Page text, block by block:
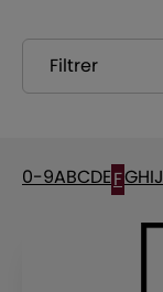
Filtrer
0-9ABCDEFGHIJ